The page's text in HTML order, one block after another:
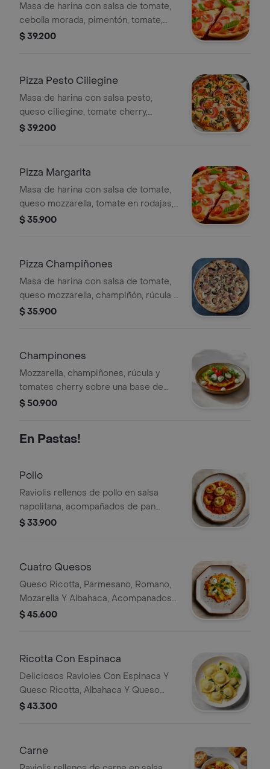
Masa de harina con salsa de tomate,
cebolla morada, pimentón, tomate,
champiñón, berenjena, calabacín,
$ 39.200
Pizza Pesto Ciliegine
Masa de harina con salsa pesto,
queso ciliegine, tomate cherry,
tomates secos, pimentón en julianas y
$ 39.200
Pizza Margarita
Masa de harina con salsa de tomate,
queso mozzarella, tomate en rodajas,
aceitunas, albahaca, pimienta, tamaño
$ 35.900
Pizza Champiñones
Masa de harina con salsa de tomate,
queso mozzarella, champiñón, rúcula y
tomate cherry, tamaño a elegir.
$ 35.900
Champinones
Mozzarella, champiñones, rúcula y
tomates cherry sobre una base de
salsa de tomate.
$ 50.900
En Pastas!
Pollo
Raviolis rellenos de pollo en salsa
napolitana, acompañados de pan
artesanal.
$ 33.900
Cuatro Quesos
Queso Ricotta, Parmesano, Romano,
Mozarella Y Albahaca, Acompanados
Con Pan Artesanal
$ 45.600
Ricotta Con Espinaca
Deliciosos Ravioles Con Espinaca Y
Queso Ricotta, Albahaca Y Queso
Parmesano Y Pan Artesanal
$ 43.300
Carne